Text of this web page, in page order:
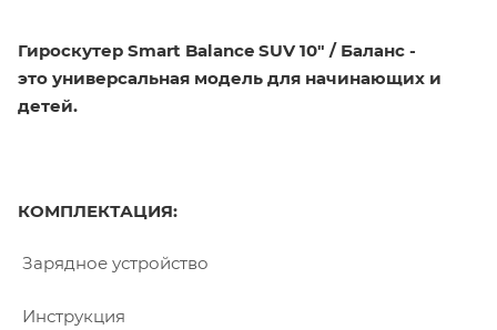
Гироскутер Smart Balance SUV 10" / Баланс -
это универсальная модель для начинающих и
детей.
КОМПЛЕКТАЦИЯ:
Зарядное устройство
Инструкция